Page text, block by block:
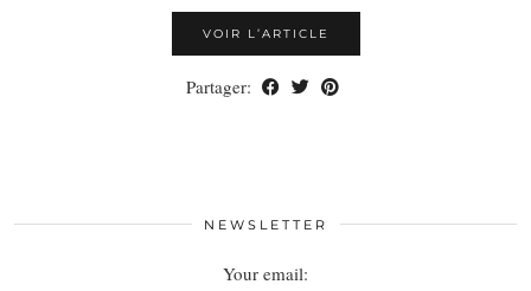
VOIR L’ARTICLE
Partager:
NEWSLETTER
Your email: